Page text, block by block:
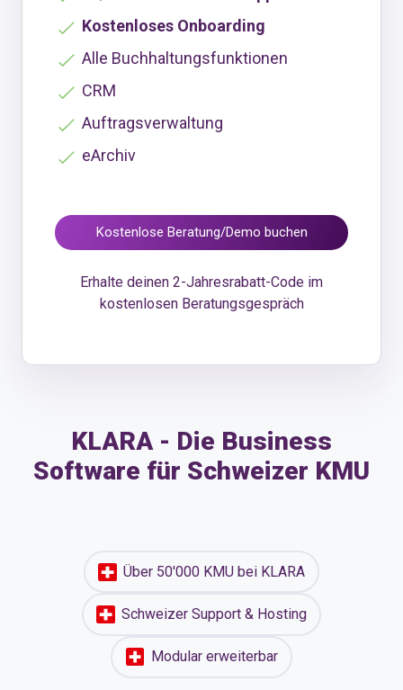
Kostenloses Onboarding
Alle Buchhaltungsfunktionen
CRM
Auftragsverwaltung
eArchiv
Kostenlose Beratung/Demo buchen
Erhalte deinen 2-Jahresrabatt-Code im
kostenlosen Beratungsgespräch
KLARA - Die Business
Software für Schweizer KMU
Über 50'000 KMU bei KLARA
Schweizer Support & Hosting
Modular erweiterbar